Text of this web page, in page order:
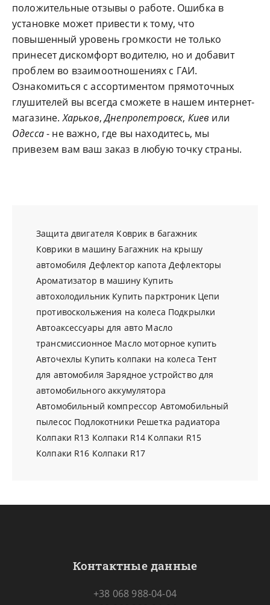
положительные отзывы о работе. Ошибка в
установке может привести к тому, что
повышенный уровень громкости не только
принесет дискомфорт водителю, но и добавит
проблем во взаимоотношениях с ГАИ.
Ознакомиться с ассортиментом прямоточных
глушителей вы всегда сможете в нашем интернет-
магазине.Харьков,Днепропетровск, Киев или
Одесса- не важно, где вы находитесь, мы
привезем вам ваш заказ в любую точку страны.
Защита двигателя Коврик в багажник
Коврики в машину Багажник на крышу
автомобиля Дефлектор капота Дефлекторы
Ароматизатор в машину Купить
автохолодильник Купить парктроник Цепи
противоскольжения на колеса Подкрылки
Автоаксессуары для авто Масло
трансмиссионное Масло моторное купить
Авточехлы Купить колпаки на колеса Тент
для автомобиля Зарядное устройство для
автомобильного аккумулятора
Автомобильный компрессор Автомобильный
пылесос Подлокотники Решетка радиатора
Колпаки R13 Колпаки R14 Колпаки R15
Колпаки R16 Колпаки R17
Контактные данные
+38 068 988-04-04